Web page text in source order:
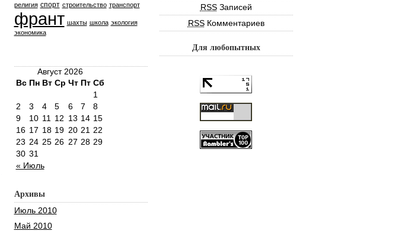
религия спорт строительство транспорт
франт шахты школа экология
экономика
Август 2026
Вс Пн Вт Ср Чт Пт Сб
« Июль
1
2
3 4 5 6 7
8
9
10 11 12 13 14 15
16 17 18 19 20 21 22
23 24 25 26 27 28 29
30 31
Архивы
Июль 2010
Май 2010
RSSЗаписей
RSSКомментариев
Для любопытных